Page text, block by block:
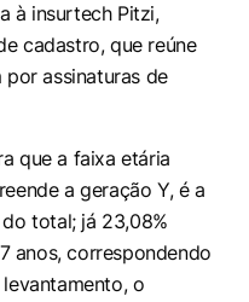
à insurtechPitzi,
cadastro, que reúne
assinaturas de
que a faixa etária
a geração Y, é a
total; já 23,08%
anos, correspondendo
o